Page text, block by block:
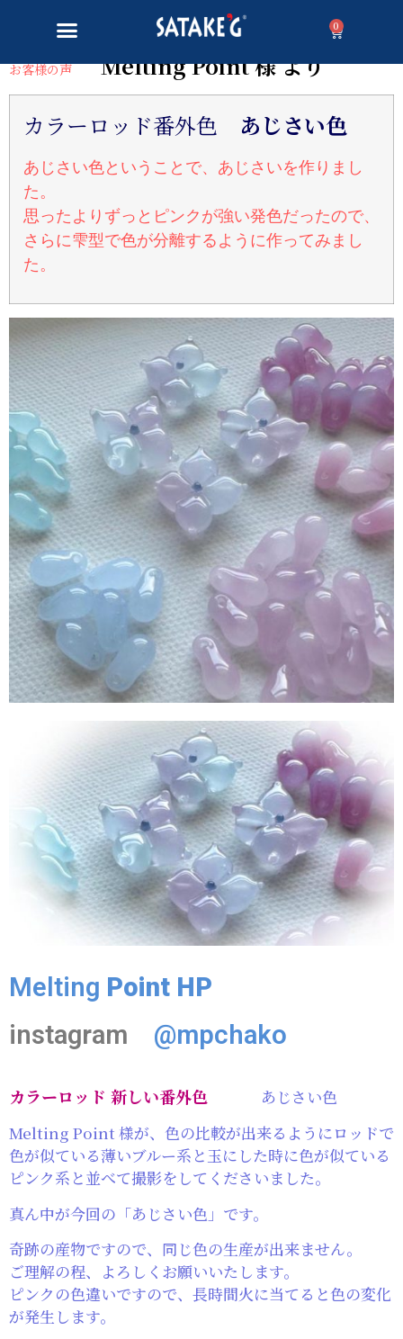
0
お客様の声Melting Point 様 より
カラーロッド番外色 あじさい色
あじさい色ということで、あじさいを作りまし
た。
思ったよりずっとピンクが強い発色だったので、
さらに雫型で色が分離するように作ってみまし
た。
Melting Point HP
instagram @mpchako
カラーロッド 新しい番外色
あじさい色
Melting Point 様が、色の比較が出来るようにロッドで
色が似ている薄いブルー系と玉にした時に色が似ている
ピンク系と並べて撮影をしてくださいました。
真ん中が今回の「あじさい色」です。
奇跡の産物ですので、同じ色の生産が出来ません。
ご理解の程、よろしくお願いいたします。
ピンクの色違いですので、長時間火に当てると色の変化
が発生します。